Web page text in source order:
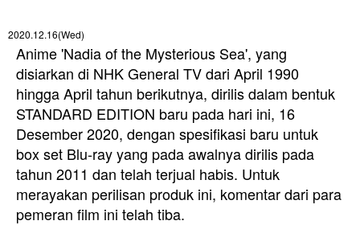
2020.12.16(Wed)
Anime 'Nadia of the Mysterious Sea', yang
disiarkan di NHK General TV dari April 1990
hingga April tahun berikutnya, dirilis dalam bentuk
STANDARD EDITION baru pada hari ini, 16
Desember 2020, dengan spesifikasi baru untuk
box set Blu-ray yang pada awalnya dirilis pada
tahun 2011 dan telah terjual habis. Untuk
merayakan perilisan produk ini, komentar dari para
pemeran film ini telah tiba.